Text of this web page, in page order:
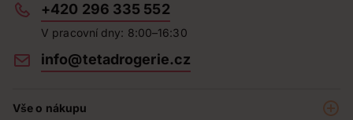
+420 296 335 552
V pracovní dny: 8:00–16:30
info@tetadrogerie.cz
Vše o nákupu